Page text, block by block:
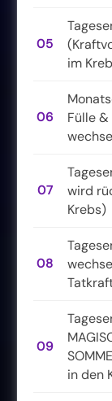
05
im
06
Fülle
07
wird
Krebs)
08
09
in den